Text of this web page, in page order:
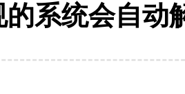
系统会自动